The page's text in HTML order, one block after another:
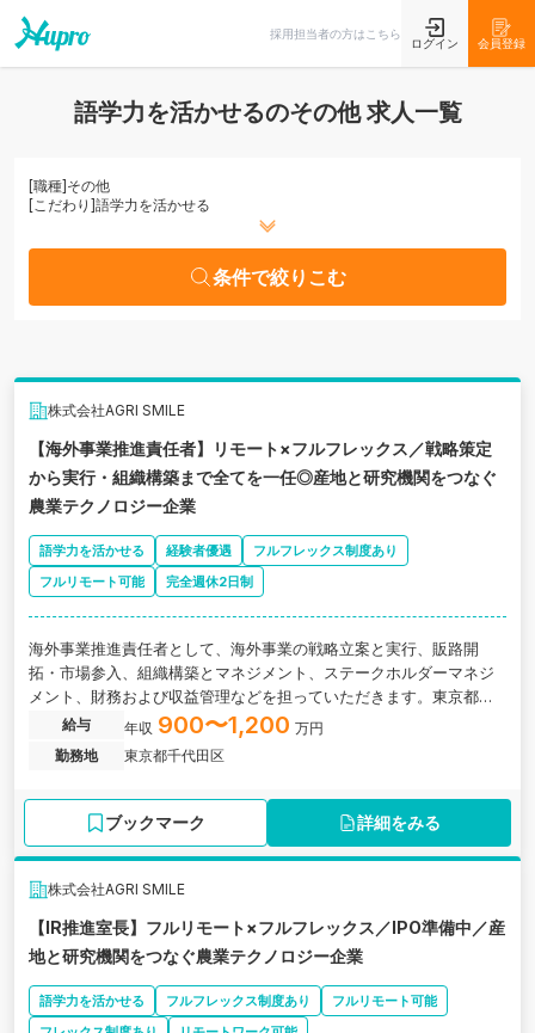
採用担当者の方はこちら
ログイン 会員登録
語学力を活かせるのその他 求人一覧
[職種] その他
[こだわり]語学力を活かせる
条件で絞りこむ
株式会社AGRI SMILE
【海外事業推進責任者】リモート×フルフレックス／戦略策定
から実行・組織構築まで全てを一任◎産地と研究機関をつなぐ
農業テクノロジー企業
語学力を活かせる 経験者優遇
フルフレックス制度あり
フルリモート可能
完全週休2日制
海外事業推進責任者として、海外事業の戦略立案と実行、販路開
拓・市場参入、組織構築とマネジメント、ステークホルダーマネジ
メント、財務および収益管理などを担っていただきます。東京都千
代田区にある、産地と研究機関をつなぐ農業テクノロジー企業の求
人です。
給与 年収 900〜1,200 万円
勤務地
東京都千代田区
ブックマーク 詳細をみる
株式会社AGRI SMILE
【IR推進室長】フルリモート×フルフレックス／IPO準備中／産
地と研究機関をつなぐ農業テクノロジー企業
語学力を活かせる フルフレックス制度あり
フルリモート可能